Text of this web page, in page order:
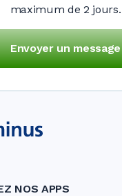
maximum de2 jours.
Envoyer un message
NOS APPS